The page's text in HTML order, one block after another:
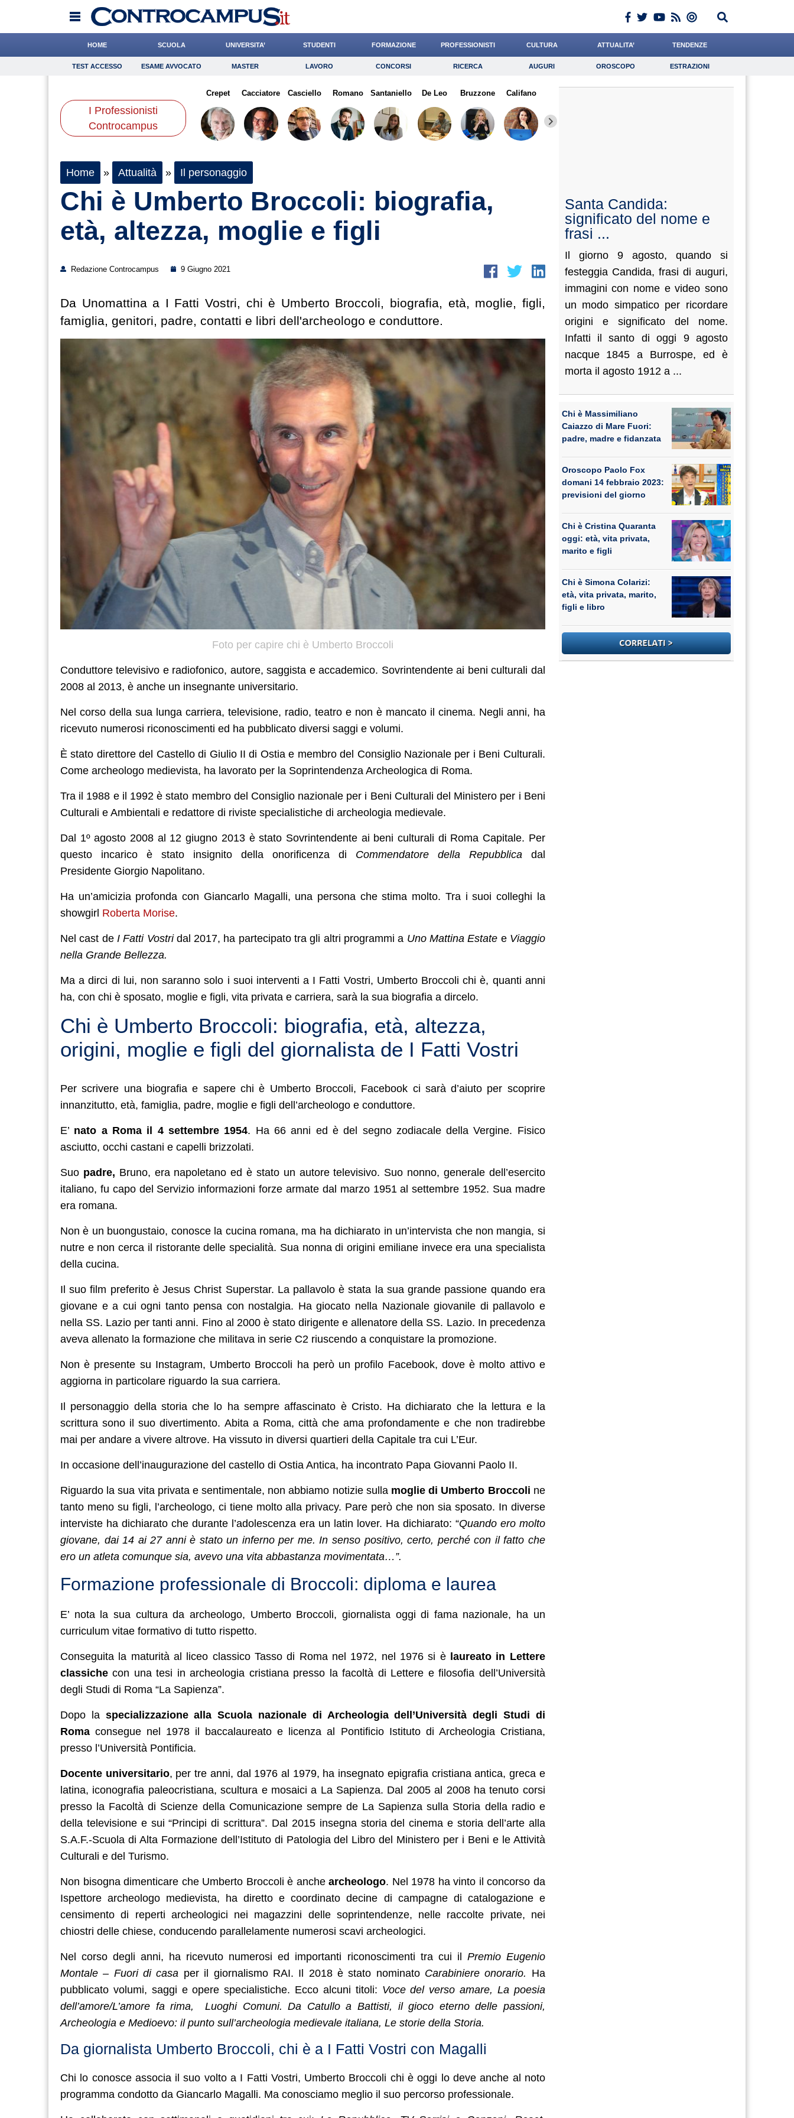
HOME SCUOLA UNIVERSITA’ STUDENTI FORMAZIONE PROFESSIONISTI CULTURA ATTUALITA’ TENDENZE
TEST ACCESSO Esame Avvocato Master Lavoro Concorsi Ricerca Auguri Oroscopo Estrazioni
Consigli Risparmio Diritto Economia Giornalista
Scienze
TEST ACCESSO ESAME AVVOCATO MASTER LAVORO CONCORSI RICERCA AUGURI OROSCOPO ESTRAZIONI
I Professionisti
Controcampus
Crepet Cacciatore Casciello Romano Santaniello De Leo Bruzzone Califano
Home » Attualità » Il personaggio
Chi è Umberto Broccoli: biografia,
età, altezza, moglie e figli
Redazione Controcampus 9 Giugno 2021
Da Unomattina a I Fatti Vostri, chi è Umberto Broccoli, biografia, età, moglie, figli,
famiglia, genitori, padre, contatti e libri dell'archeologo e conduttore.
Foto per capire chi è Umberto Broccoli
Conduttore televisivo e radiofonico, autore, saggista e accademico. Sovrintendente ai beni culturali dal
2008 al 2013, è anche un insegnante universitario.
Nel corso della sua lunga carriera, televisione, radio, teatro e non è mancato il cinema. Negli anni, ha
ricevuto numerosi riconoscimenti ed ha pubblicato diversi saggi e volumi.
È stato direttore del Castello di Giulio II di Ostia e membro del Consiglio Nazionale per i Beni Culturali.
Come archeologo medievista, ha lavorato per la Soprintendenza Archeologica di Roma.
Tra il 1988 e il 1992 è stato membro del Consiglio nazionale per i Beni Culturali del Ministero per i Beni
Culturali e Ambientali e redattore di riviste specialistiche di archeologia medievale.
Dal 1º agosto 2008 al 12 giugno 2013 è stato Sovrintendente ai beni culturali di Roma Capitale. Per
questo incarico è stato insignito della onorificenza di Commendatore della Repubblicadal
Presidente Giorgio Napolitano.
Ha un’amicizia profonda con Giancarlo Magalli, una persona che stima molto. Tra i suoi colleghi la
showgirl Roberta Morise.
Nel cast de I Fatti Vostridal 2017, ha partecipato tra gli altri programmi a Uno Mattina Estate e Viaggio
nella Grande Bellezza.
Ma a dirci di lui, non saranno solo i suoi interventi a I Fatti Vostri, Umberto Broccoli chi è, quanti anni
ha, con chi è sposato, moglie e figli, vita privata e carriera, sarà la sua biografia a dircelo.
Chi è Umberto Broccoli: biografia, età, altezza,
origini, moglie e figli del giornalista de I Fatti Vostri
Per scrivere una biografia e sapere chi è Umberto Broccoli, Facebook ci sarà d’aiuto per scoprire
innanzitutto, età, famiglia, padre, moglie e figli dell’archeologo e conduttore.
E’ nato a Roma il 4 settembre 1954. Ha 66 anni ed è del segno zodiacale della Vergine. Fisico
asciutto, occhi castani e capelli brizzolati.
Suo padre, Bruno, era napoletano ed è stato un autore televisivo. Suo nonno, generale dell’esercito
italiano, fu capo del Servizio informazioni forze armate dal marzo 1951 al settembre 1952. Sua madre
era romana.
Non è un buongustaio, conosce la cucina romana, ma ha dichiarato in un’intervista che non mangia, si
nutre e non cerca il ristorante delle specialità. Sua nonna di origini emiliane invece era una specialista
della cucina.
Il suo film preferito è Jesus Christ Superstar. La pallavolo è stata la sua grande passione quando era
giovane e a cui ogni tanto pensa con nostalgia. Ha giocato nella Nazionale giovanile di pallavolo e
nella SS. Lazio per tanti anni. Fino al 2000 è stato dirigente e allenatore della SS. Lazio. In precedenza
aveva allenato la formazione che militava in serie C2 riuscendo a conquistare la promozione.
Non è presente su Instagram, Umberto Broccoli ha però un profilo Facebook, dove è molto attivo e
aggiorna in particolare riguardo la sua carriera.
Il personaggio della storia che lo ha sempre affascinato è Cristo. Ha dichiarato che la lettura e la
scrittura sono il suo divertimento. Abita a Roma, città che ama profondamente e che non tradirebbe
mai per andare a vivere altrove. Ha vissuto in diversi quartieri della Capitale tra cui L’Eur.
In occasione dell’inaugurazione del castello di Ostia Antica, ha incontrato Papa Giovanni Paolo II.
Riguardo la sua vita privata e sentimentale, non abbiamo notizie sulla moglie di Umberto Broccoli ne
tanto meno su figli, l’archeologo, ci tiene molto alla privacy. Pare però che non sia sposato. In diverse
interviste ha dichiarato che durante l’adolescenza era un latin lover. Ha dichiarato: “Quando ero molto
giovane, dai 14 ai 27 anni è stato un inferno per me. In senso positivo, certo, perché con il fatto che
ero un atleta comunque sia, avevo una vita abbastanza movimentata…”.
Formazione professionale di Broccoli: diploma e laurea
E’ nota la sua cultura da archeologo, Umberto Broccoli, giornalista oggi di fama nazionale, ha un
curriculum vitae formativo di tutto rispetto.
Conseguita la maturità al liceo classico Tasso di Roma nel 1972, nel 1976 si è laureato in Lettere
classiche con una tesi in archeologia cristiana presso la facoltà di Lettere e filosofia dell’Università
degli Studi di Roma “La Sapienza”.
Dopo la specializzazione alla Scuola nazionale di Archeologia dell’Università degli Studi di
Roma consegue nel 1978 il baccalaureato e licenza al Pontificio Istituto di Archeologia Cristiana,
presso l’Università Pontificia.
Docente universitario, per tre anni, dal 1976 al 1979, ha insegnato epigrafia cristiana antica, greca e
latina, iconografia paleocristiana, scultura e mosaici a La Sapienza. Dal 2005 al 2008 ha tenuto corsi
presso la Facoltà di Scienze della Comunicazione sempre de La Sapienza sulla Storia della radio e
della televisione e sui “Principi di scrittura”. Dal 2015 insegna storia del cinema e storia dell’arte alla
S.A.F.-Scuola di Alta Formazione dell’Istituto di Patologia del Libro del Ministero per i Beni e le Attività
Culturali e del Turismo.
Non bisogna dimenticare che Umberto Broccoli è anchearcheologo. Nel 1978 ha vinto il concorso da
Ispettore archeologo medievista, ha diretto e coordinato decine di campagne di catalogazione e
censimento di reperti archeologici nei magazzini delle soprintendenze, nelle raccolte private, nei
chiostri delle chiese, conducendo parallelamente numerosi scavi archeologici.
Nel corso degli anni, ha ricevuto numerosi ed importanti riconoscimenti tra cui il Premio Eugenio
Montale – Fuori di casa per il giornalismo RAI. Il 2018 è stato nominato Carabiniere onorario. Ha
pubblicato volumi, saggi e opere specialistiche. Ecco alcuni titoli: Voce del verso amare, La poesia
dell’amore/L’amore fa rima, Luoghi Comuni. Da Catullo a Battisti, il gioco eterno delle passioni,
Archeologia e Medioevo: il punto sull’archeologia medievale italiana, Le storie della Storia.
Da giornalista Umberto Broccoli, chi è a I Fatti Vostri con Magalli
Chi lo conosce associa il suo volto a I Fatti Vostri, Umberto Broccoli chi è oggi lo deve anche al noto
programma condotto da Giancarlo Magalli. Ma conosciamo meglio il suo percorso professionale.
Santa Candida:
significato del nome e
frasi ...
Il giorno 9 agosto, quando si
festeggia Candida, frasi di auguri,
immagini con nome e video sono
un modo simpatico per ricordare
origini e significato del nome.
Infatti il santo di oggi 9 agosto
nacque 1845 a Burrospe, ed è
morta il agosto 1912 a ...
Chi è Massimiliano
Caiazzo di Mare Fuori:
padre, madre e fidanzata
Oroscopo Paolo Fox
domani 14 febbraio 2023:
previsioni del giorno
Chi è Cristina Quaranta
oggi: età, vita privata,
marito e figli
Chi è Simona Colarizi:
età, vita privata, marito,
figli e libro